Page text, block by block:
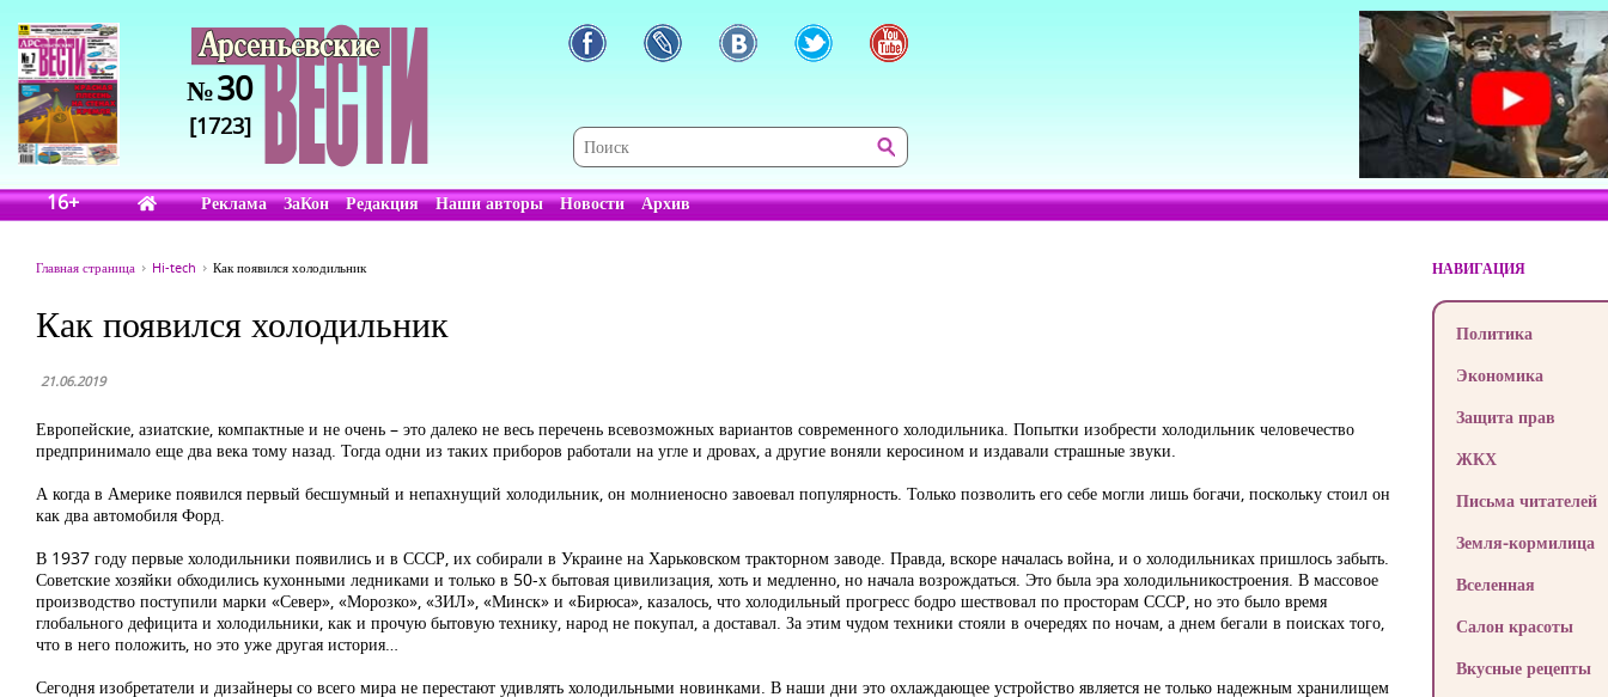
№30
[1723]
16+ Реклама ЗаКон Редакция Наши авторы Новости Архив
Главная страница Hi-tech Как появился холодильник
Как появился холодильник
21.06.2019
Европейские, азиатские, компактные и не очень – это далеко не весь перечень всевозможных вариантов современного холодильника. Попытки изобрести холодильник человечество
предпринимало еще два века тому назад. Тогда одни из таких приборов работали на угле и дровах, а другие воняли керосином и издавали страшные звуки.
А когда в Америке появился первый бесшумный и непахнущий холодильник, он молниеносно завоевал популярность. Только позволить его себе могли лишь богачи, поскольку стоил он
как два автомобиля Форд.
В 1937 году первые холодильники появились и в СССР, их собирали в Украине на Харьковском тракторном заводе. Правда, вскоре началась война, и о холодильниках пришлось забыть.
Советские хозяйки обходились кухонными ледниками и только в 50-х бытовая цивилизация, хоть и медленно, но начала возрождаться. Это была эра холодильникостроения. В массовое
производство поступили марки «Север», «Морозко», «ЗИЛ», «Минск» и «Бирюса», казалось, что холодильный прогресс бодро шествовал по просторам СССР, но это было время
глобального дефицита и холодильники, как и прочую бытовую технику, народ не покупал, а доставал. За этим чудом техники стояли в очередях по ночам, а днем бегали в поисках того,
что в него положить, но это уже другая история…
Сегодня изобретатели и дизайнеры со всего мира не перестают удивлять холодильными новинками. В наши дни это охлаждающее устройство является не только надежным хранилищем
НАВИГАЦИЯ
Политика
Экономика
Защита прав
ЖКХ
Письма читателей
Земля-кормилица
Вселенная
Салон красоты
Вкусные рецепты